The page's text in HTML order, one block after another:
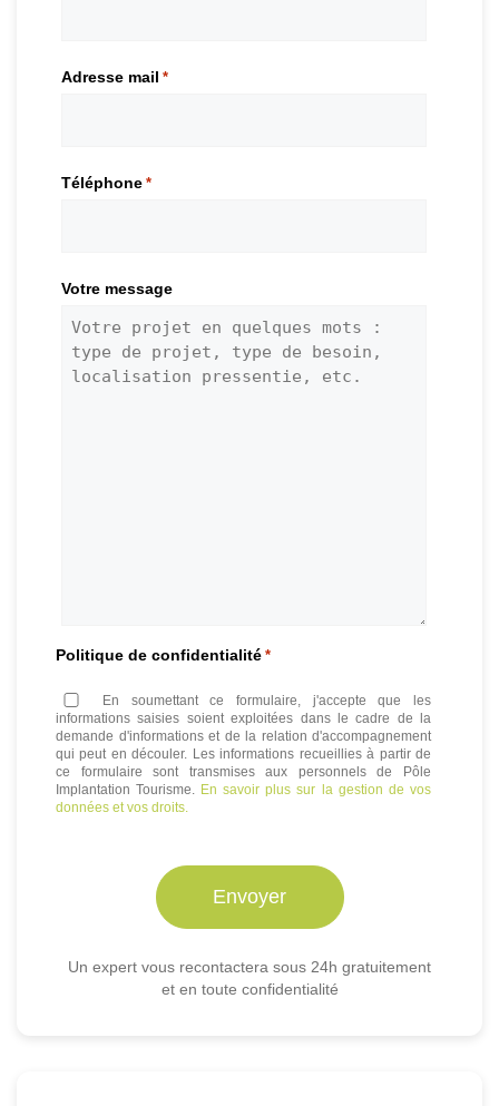
Adresse mail *
Téléphone *
Votre message
Politique de confidentialité *
En soumettant ce formulaire, j'accepte que les
informations saisies soient exploitées dans le cadre de la
demande d'informations et de la relation d'accompagnement
qui peut en découler. Les informations recueillies à partir de
ce formulaire sont transmises aux personnels de Pôle
Implantation Tourisme. En savoir plus sur la gestion de vos
données et vos droits.
Un expert vous recontactera sous 24h gratuitement
et en toute confidentialité